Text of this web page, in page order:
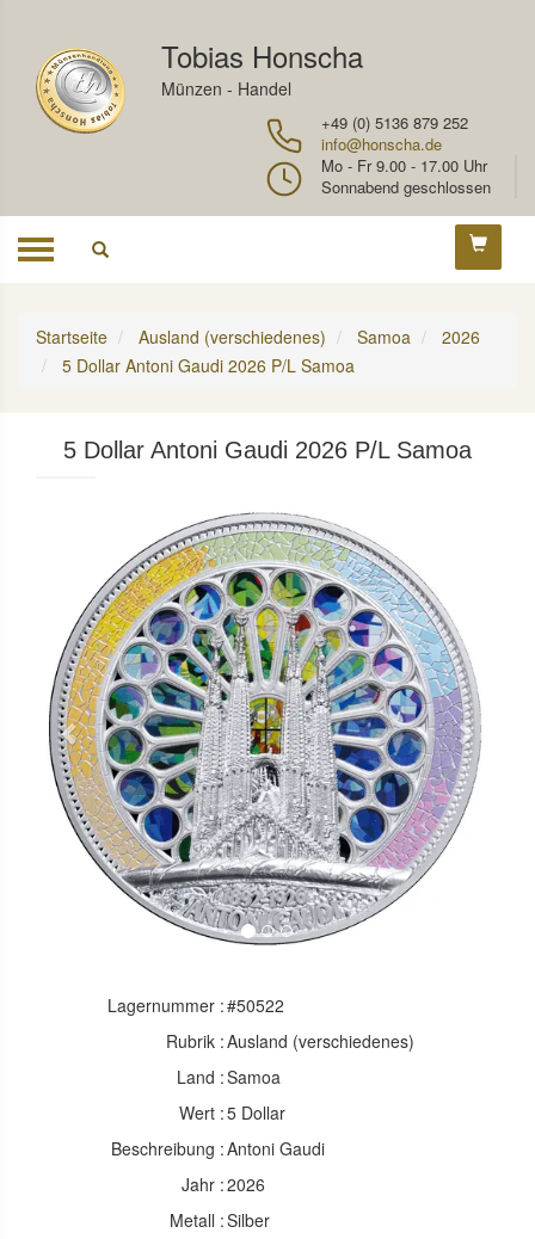
Tobias Honscha
Münzen - Handel
+49 (0) 5136 879 252
info@honscha.de
Mo - Fr 9.00 - 17.00 Uhr
Sonnabend geschlossen
Toggle
Startseite Ausland (verschiedenes) Samoa
2026
5 Dollar Antoni Gaudi 2026 P/L Samoa
5 Dollar Antoni Gaudi 2026 P/L Samoa
Previous Next
Lagernummer :#50522
Rubrik :Ausland (verschiedenes)
Land :Samoa
Wert :5 Dollar
Beschreibung :Antoni Gaudi
Jahr :2026
Metall :Silber